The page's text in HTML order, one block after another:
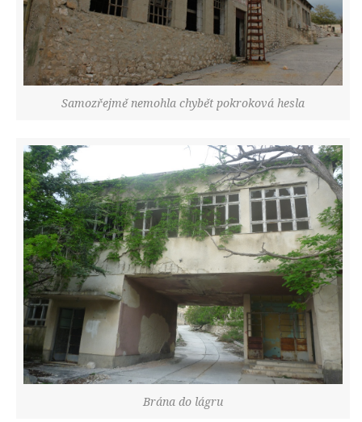
Samozřejmě nemohla chybět pokroková hesla
Brána do lágru